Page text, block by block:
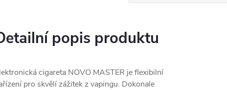
popis produktu
cigareta NOVO MASTER je flexibilní
pro skvělí zážitek z vapingu. Dokonale